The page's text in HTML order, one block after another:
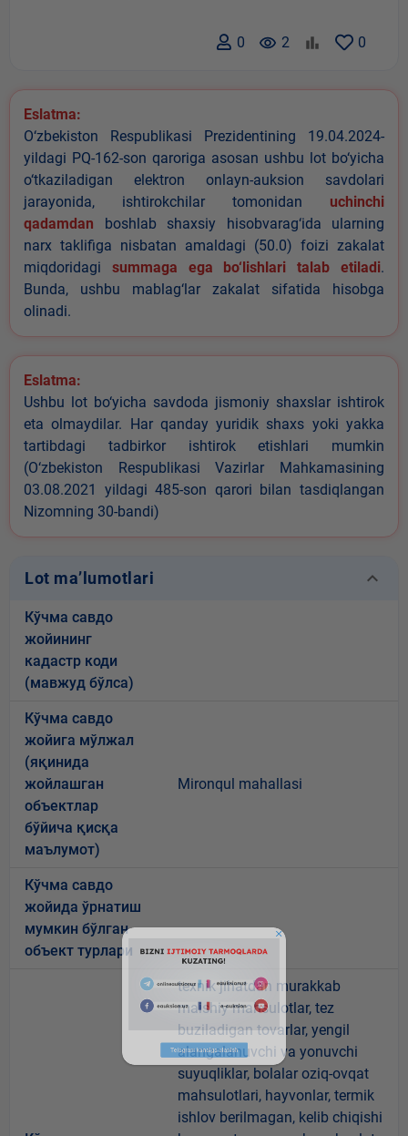
0
remove_red_eye 2
0
Eslatma:
O‘zbekiston Respublikasi Prezidentining 19.04.2024-
yildagi PQ-162-son qaroriga asosan ushbu lot bo‘yicha
o‘tkaziladigan elektron onlayn-auksion savdolari
jarayonida, ishtirokchilar tomonidan uchinchi
qadamdan boshlab shaxsiy hisobvarag‘ida ularning
narx taklifiga nisbatan amaldagi (50.0) foizi zakalat
miqdoridagi summaga ega bo‘lishlari talab etiladi.
Bunda, ushbu mablag‘lar zakalat sifatida hisobga
olinadi.
Eslatma:
Ushbu lot bo‘yicha savdoda jismoniy shaxslar ishtirok
eta olmaydilar. Har qanday yuridik shaxs yoki yakka
tartibdagi tadbirkor ishtirok etishlari mumkin
(O‘zbekiston Respublikasi Vazirlar Mahkamasining
03.08.2021 yildagi 485-son qarori bilan tasdiqlangan
Nizomning 30-bandi)
Lot ma’lumotlari keyboard_arrow_down
Кўчма савдо
жойининг
кадастр коди
(мавжуд бўлса)
Кўчма савдо
жойига мўлжал
(яқинида
жойлашган
объектлар
бўйича қисқа
маълумот)
Mironqul mahallasi
Кўчма савдо
жойида ўрнатиш
мумкин бўлган
объект турлари
texnik jihatdan murakkab
maishiy mahsulotlar, tez
buziladigan tovarlar, yengil
alangalanuvchi va yonuvchi
suyuqliklar, bolalar oziq-ovqat
mahsulotlari, hayvonlar, termik
ishlov berilmagan, kelib chiqishi